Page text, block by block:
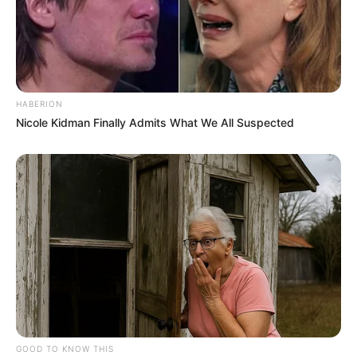
HABERION
Nicole Kidman Finally Admits What We All Suspected
GOOD TO KNOW THIS